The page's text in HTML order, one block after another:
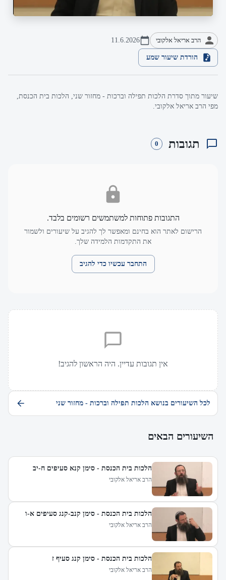
הרב אריאל אלקובי 11.6.2026
הורדת שיעור שמע
שיעור מתוך סדרת הלכות תפילה וברכות - מחזור שני, הלכות בית הכנסת,
מפי הרב אריאל אלקובי.
תגובות 0
התגובות פתוחות למשתמשים רשומים בלבד.
הרישום לאתר הוא בחינם ומאפשר לך להגיב על שיעורים ולשמור
את התקדמות הלמידה שלך.
התחבר עכשיו כדי להגיב
אין תגובות עדיין. היה הראשון להגיב!
לכל השיעורים בנושא הלכות תפילה וברכות - מחזור שני
השיעורים הבאים
הלכות בית הכנסת - סימן קנא סעיפים ח-יב
הרב אריאל אלקובי
הלכות בית הכנסת - סימן קנב-קנג סעיפים א-ו
הרב אריאל אלקובי
הלכות בית הכנסת - סימן קנג סעיף ז
הרב אריאל אלקובי